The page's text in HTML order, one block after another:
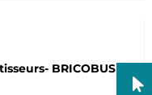
BRICOBUS